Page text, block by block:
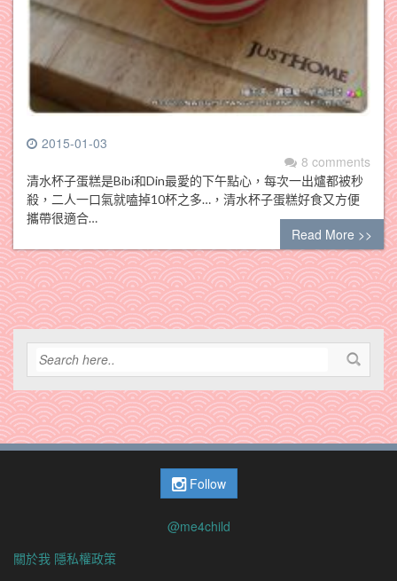
2015-01-03
8 comments
清水杯子蛋糕是Bibi和Din最愛的下午點心，每次一出爐都被秒
殺，二人一口氣就嗑掉10杯之多…，清水杯子蛋糕好食又方便
攜帶很適合…
Read More >>
Follow
@me4child
關於我 隱私權政策